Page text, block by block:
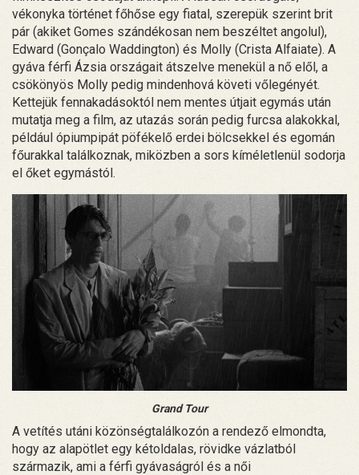
vékonyka történet főhőse egy fiatal, szerepük szerint brit
pár (akiket Gomes szándékosan nem beszéltet angolul),
Edward (Gonçalo Waddington) és Molly (Crista Alfaiate). A
gyáva férfi Ázsia országait átszelve menekül a nő elől, a
csökönyös Molly pedig mindenhová követi vőlegényét.
Kettejük fennakadásoktól nem mentes útjait egymás után
mutatja meg a film, az utazás során pedig furcsa alakokkal,
például ópiumpipát pöfékelő erdei bölcsekkel és egomán
főurakkal találkoznak, miközben a sors kíméletlenül sodorja
el őket egymástól.
Grand Tour
A vetítés utáni közönségtalálkozón a rendező elmondta,
hogy az alapötlet egy kétoldalas, rövidke vázlatból
származik, ami a férfi gyávaságról és a női